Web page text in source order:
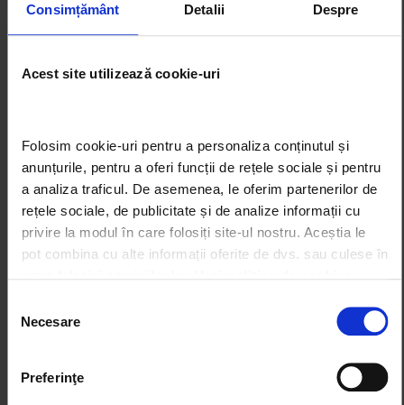
Consimțământ Detalii Despre
Acest site utilizează cookie-uri
Folosim cookie-uri pentru a personaliza conținutul și
anunțurile, pentru a oferi funcții de rețele sociale și pentru
a analiza traficul. De asemenea, le oferim partenerilor de
rețele sociale, de publicitate și de analize informații cu
privire la modul în care folosiți site-ul nostru. Aceștia le
pot combina cu alte informații oferite de dvs. sau culese în
consimțământului
Necesare
Preferinţe